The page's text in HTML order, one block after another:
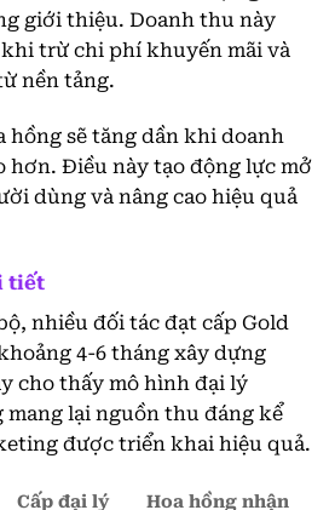
giới thiệu. Doanh thu này
trừ chi phí khuyến mãi và
nền tảng.
hồng sẽ tăng dần khi doanh
hơn. Điều này tạo động lực mở
dùng và nâng cao hiệu quả
tiết
nhiều đối tác đạt cấp Gold
4-6 tháng xây dựng
cho thấy mô hình đại lý
mang lại nguồn thu đáng kể
được triển khai hiệu quả.
Cấp đại lý Hoa hồng nhận